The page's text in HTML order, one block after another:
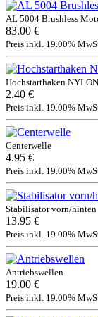
AL 5004 Brushless
83.00 €
Preis inkl. 19.00%
Hochstarthaken NYLON
2.40 €
Preis inkl. 19.00%
Centerwelle
4.95 €
Preis inkl. 19.00%
Stabilisator vorn/hinten
13.95 €
Preis inkl. 19.00%
Antriebswellen
19.00 €
Preis inkl. 19.00%